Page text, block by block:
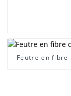
Feutre en fibre